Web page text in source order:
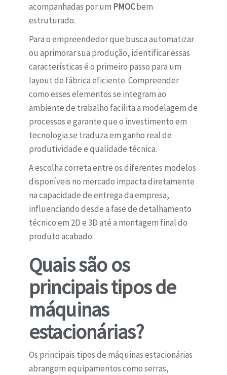
acompanhadas por um PMOCbem
estruturado.
Para o empreendedor que busca automatizar
ou aprimorar sua produção, identificar essas
características é o primeiro passo para um
layout de fábrica eficiente. Compreender
como esses elementos se integram ao
ambiente de trabalho facilita a modelagem de
processos e garante que o investimento em
tecnologia se traduza em ganho real de
produtividade e qualidade técnica.
A escolha correta entre os diferentes modelos
disponíveis no mercado impacta diretamente
na capacidade de entrega da empresa,
influenciando desde a fase de detalhamento
técnico em 2D e 3D até a montagem final do
produto acabado.
Quais são os
principais tipos de
máquinas
estacionárias?
Os principais tipos de máquinas estacionárias
abrangem equipamentos como serras,